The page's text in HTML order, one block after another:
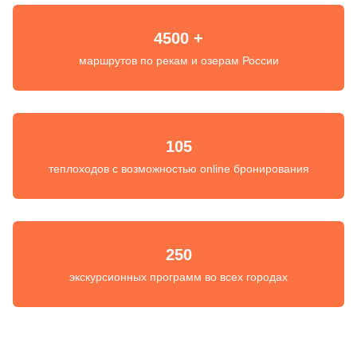
4500 +
маршрутов по рекам и озерам России
105
теплоходов с возможностью online бронирования
250
экскурсионных программ во всех городах